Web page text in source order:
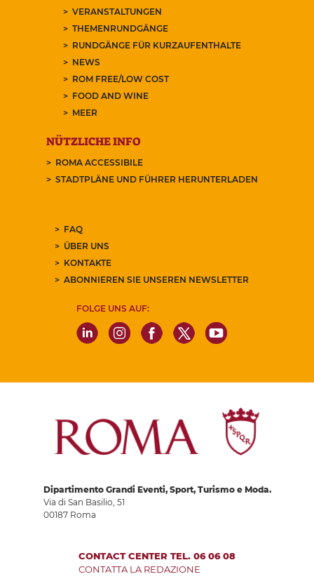
VERANSTALTUNGEN
THEMENRUNDGÄNGE
RUNDGÄNGE FÜR KURZAUFENTHALTE
NEWS
ROM FREE/LOW COST
FOOD AND WINE
MEER
NÜTZLICHE INFO
ROMA ACCESSIBILE
STADTPLÄNE UND FÜHRER HERUNTERLADEN
FAQ
ÜBER UNS
KONTAKTE
ABONNIEREN SIE UNSEREN NEWSLETTER
FOLGE UNS AUF:
Dipartimento Grandi Eventi, Sport, Turismo e Moda.
Via di San Basilio, 51
00187 Roma
CONTACT CENTER TEL. 06 06 08
CONTATTA LA REDAZIONE